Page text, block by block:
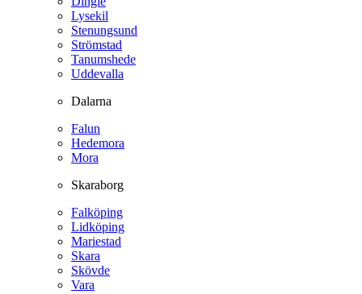
Lysekil
Stenungsund
Strömstad
Tanumshede
Uddevalla
Dalarna
Falun
Hedemora
Mora
Skaraborg
Falköping
Lidköping
Mariestad
Skara
Skövde
Vara